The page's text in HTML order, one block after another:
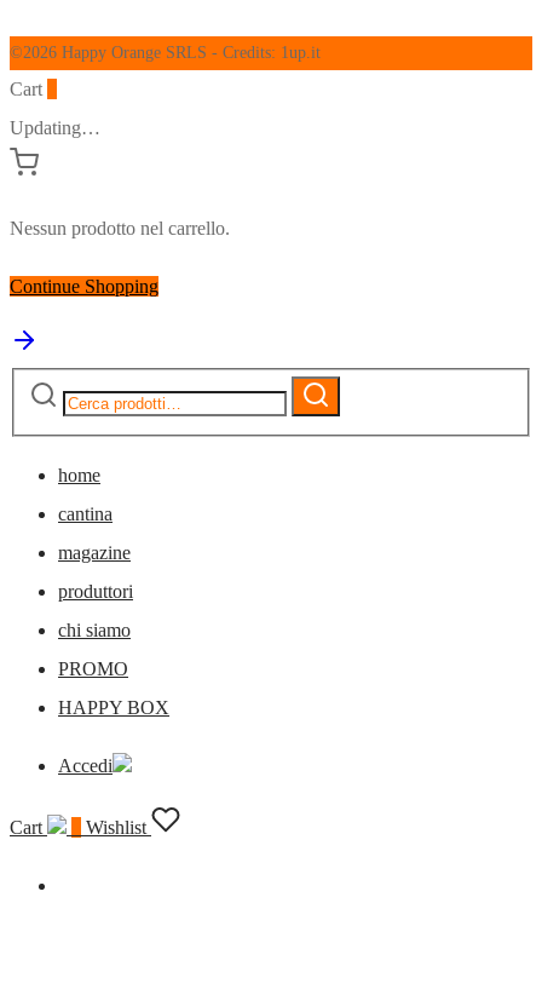
©2026 Happy Orange SRLS - Credits: 1up.it
Cart
Updating…
Nessun prodotto nel carrello.
Continue Shopping
Cerca: Cerca
home
cantina
magazine
produttori
chi siamo
PROMO
HAPPY BOX
Accedi
Cart Wishlist